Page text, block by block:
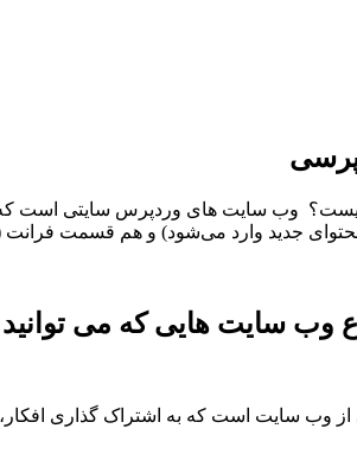
جدید وارد می‌شود) و هم قسمت
وب سایت هایی که می
وب سایت است که به اشتراک گذاری افکار،